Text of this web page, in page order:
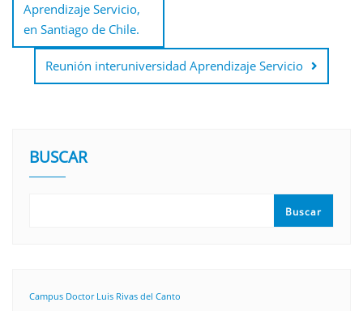
Aprendizaje Servicio,
en Santiago de Chile.
Reunión interuniversidad Aprendizaje Servicio
BUSCAR
Buscar
Campus Doctor Luis Rivas del Canto